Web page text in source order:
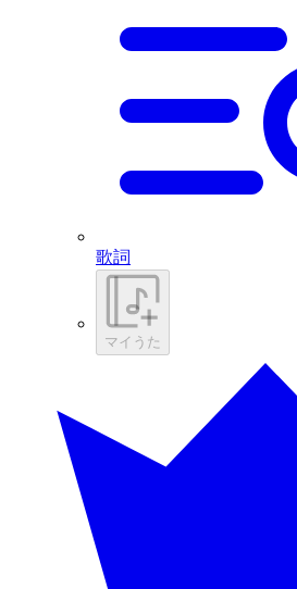
歌詞
マイうた